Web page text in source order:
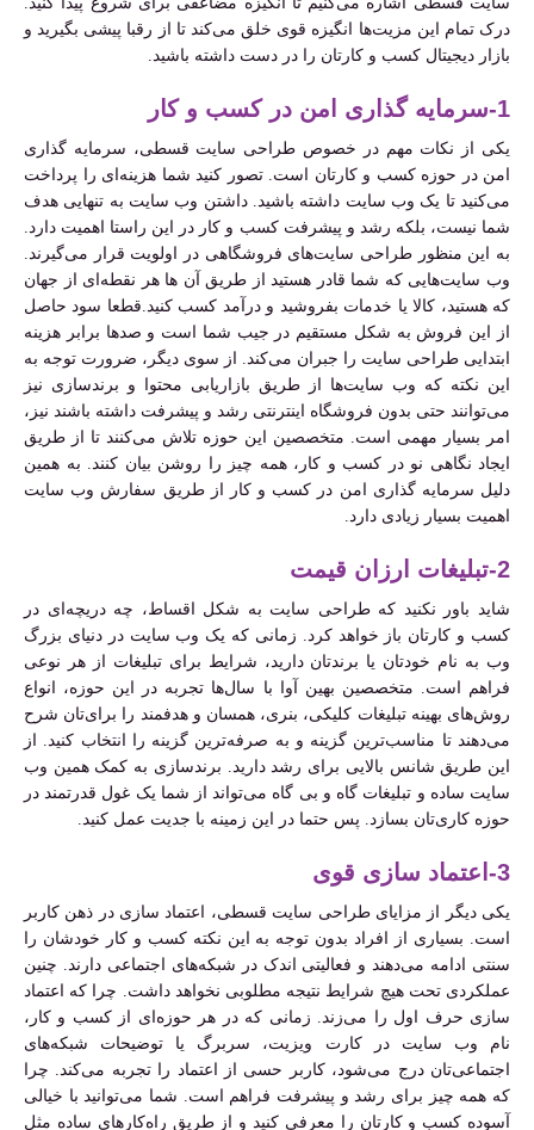
درک تمام این مزیت‌ها انگیزه قوی خلق می‌کند تا از رقبا پیشی بگیرید و
بازار دیجیتال کسب و کارتان را در دست داشته باشید.
1-سرمایه گذاری امن در کسب و کار
یکی از نکات مهم در خصوص طراحی سایت قسطی، سرمایه گذاری
امن در حوزه کسب و کارتان است. تصور کنید شما هزینه‌ای را پرداخت
می‌کنید تا یک وب سایت داشته باشید. داشتن وب سایت به تنهایی هدف
شما نیست، بلکه رشد و پیشرفت کسب و کار در این راستا اهمیت دارد.
به این منظور طراحی سایت‌های فروشگاهی در اولویت قرار می‌گیرند.
وب سایت‌هایی که شما قادر هستید از طریق آن ها هر نقطه‌ای از جهان
که هستید، کالا یا خدمات بفروشید و درآمد کسب کنید.قطعا سود حاصل
از این فروش به شکل مستقیم در جیب شما است و صدها برابر هزینه
ابتدایی طراحی سایت را جبران می‌کند. از سوی دیگر، ضرورت توجه به
این نکته که وب سایت‌ها از طریق بازاریابی محتوا و برندسازی نیز
می‌توانند حتی بدون فروشگاه اینترنتی رشد و پیشرفت داشته باشند نیز،
امر بسیار مهمی است. متخصصین این حوزه تلاش می‌کنند تا از طریق
ایجاد نگاهی نو در کسب و کار، همه چیز را روشن بیان کنند. به همین
دلیل سرمایه گذاری امن در کسب و کار از طریق سفارش وب سایت
اهمیت بسیار زیادی دارد.
2-تبلیغات ارزان قیمت
شاید باور نکنید که طراحی سایت به شکل اقساط، چه دریچه‌ای در
کسب و کارتان باز خواهد کرد. زمانی که یک وب سایت در دنیای بزرگ
وب به نام خودتان یا برندتان دارید، شرایط برای تبلیغات از هر نوعی
فراهم است. متخصصین بهین آوا با سال‌ها تجربه در این حوزه، انواع
روش‌های بهینه تبلیغات کلیکی، بنری، همسان و هدفمند را برای‌تان شرح
می‌دهند تا مناسب‌ترین گزینه و به صرفه‌ترین گزینه را انتخاب کنید. از
این طریق شانس بالایی برای رشد دارید. برندسازی به کمک همین وب
سایت ساده و تبلیغات گاه و بی گاه می‌تواند از شما یک غول قدرتمند در
حوزه کاری‌تان بسازد. پس حتما در این زمینه با جدیت عمل کنید.
3-اعتماد سازی قوی
یکی دیگر از مزایای طراحی سایت قسطی، اعتماد سازی در ذهن کاربر
است. بسیاری از افراد بدون توجه به این نکته کسب و کار خودشان را
سنتی ادامه می‌دهند و فعالیتی اندک در شبکه‌های اجتماعی دارند. چنین
عملکردی تحت هیچ شرایط نتیجه مطلوبی نخواهد داشت. چرا که اعتماد
سازی حرف اول را می‌زند. زمانی که در هر حوزه‌ای از کسب و کار،
نام وب سایت در کارت ویزیت، سربرگ یا توضیحات شبکه‌های
اجتماعی‌تان درج می‌شود، کاربر حسی از اعتماد را تجربه می‌کند. چرا
که همه چیز برای رشد و پیشرفت فراهم است. شما می‌توانید با خیالی
آسوده کسب و کارتان را معرفی کنید و از طریق راه‌کارهای ساده مثل